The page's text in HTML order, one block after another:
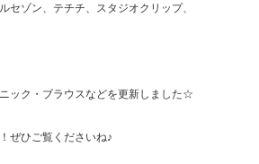
セゾン、テチチ、スタジオクリップ、
ック・ブラウスなどを更新しました☆
ぜひご覧くださいね♪